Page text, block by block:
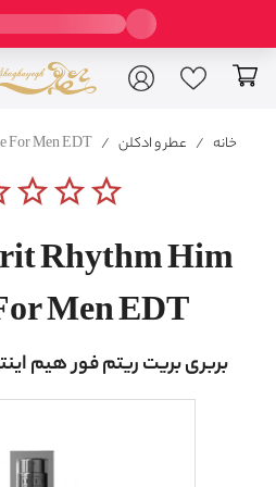
خانه / عطر و ادکلن /
star_borderstar_borderstar_border
Rhythm Him
Men EDT
بربری بریت ریتم فور هیم